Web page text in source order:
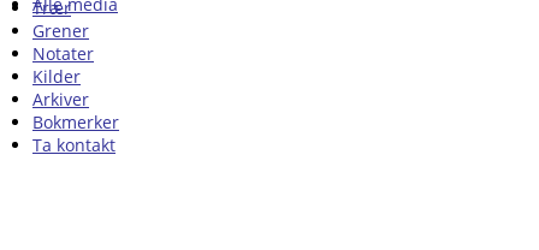
Trær
Grener
Notater
Kilder
Arkiver
Bokmerker
Ta kontakt